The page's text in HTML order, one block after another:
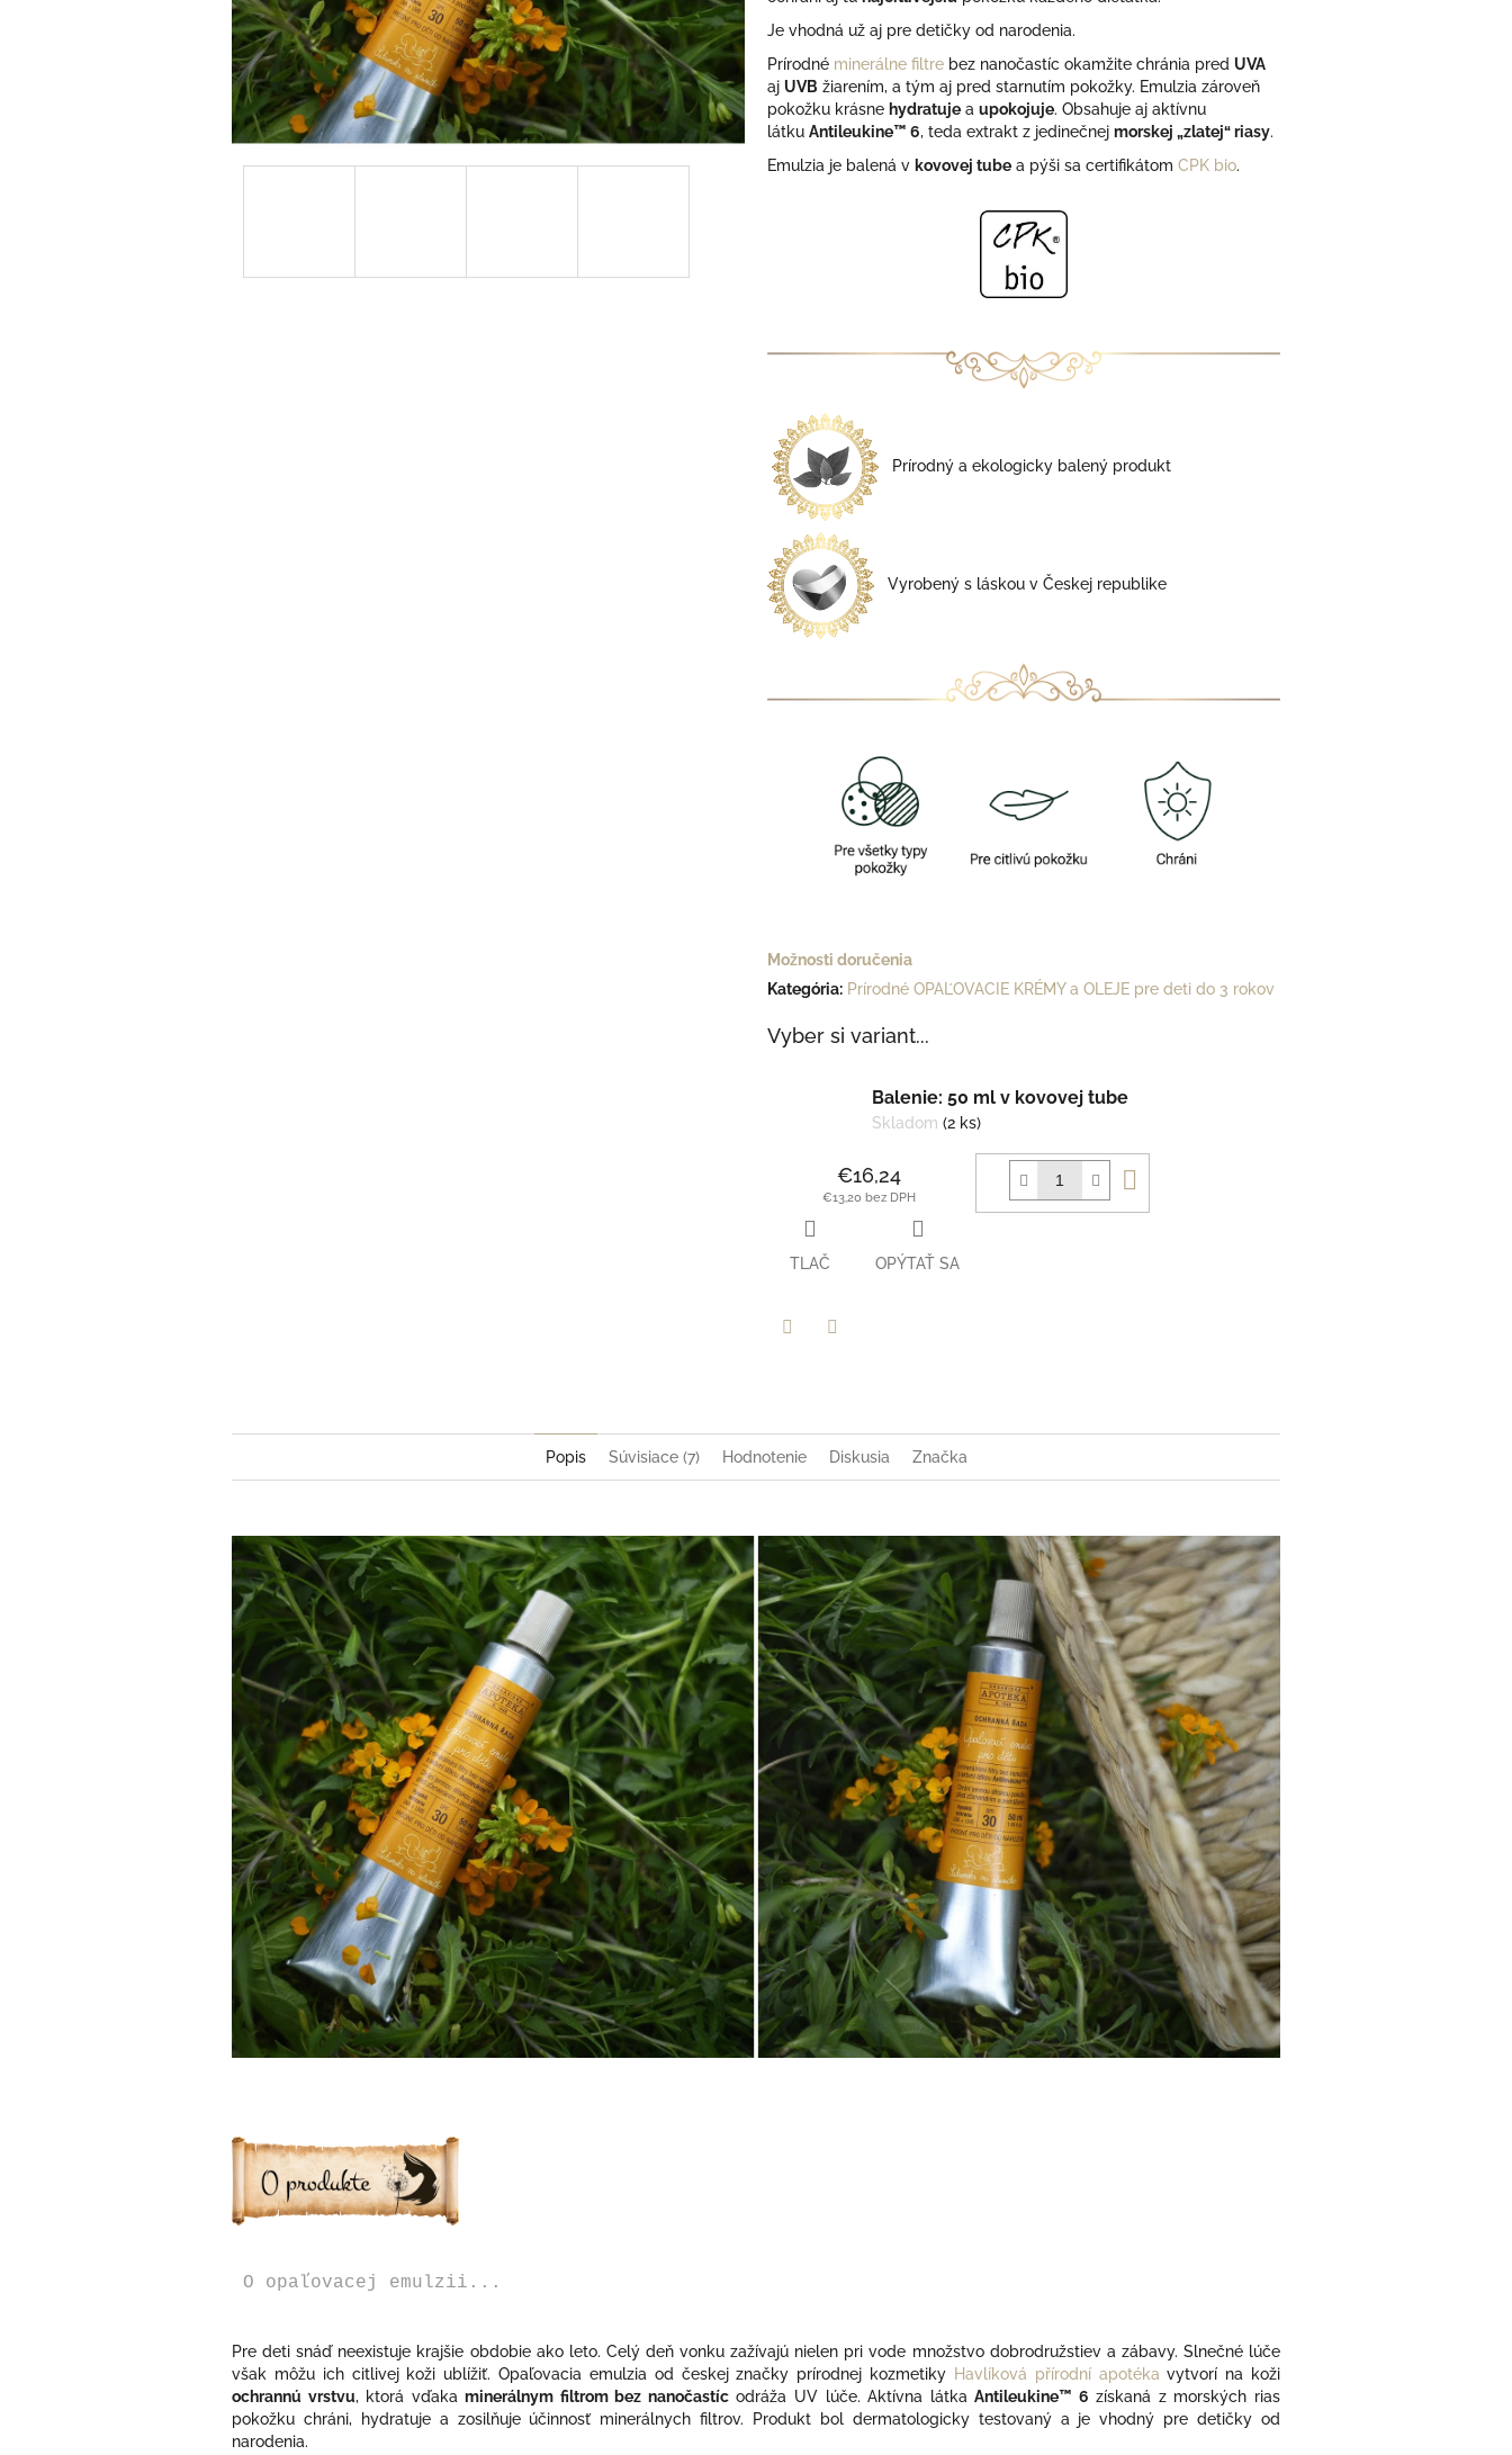
z
5
Je vhodná už aj pre detičky od narodenia.
Prírodné minerálne filtre bez nanočastíc okamžite chránia pred UVA
aj UVB žiarením, a tým aj pred starnutím pokožky. Emulzia zároveň
pokožku krásne hydratuje a upokojuje. Obsahuje aj aktívnu
látku Antileukine™ 6, teda extrakt z jedinečnej morskej „zlatej“ riasy.
Emulzia je balená v kovovej tube a pýši sa certifikátom CPK bio.
Prírodný a ekologicky balený produkt
Vyrobený s láskou v Českej republike
Možnosti doručenia
Kategória: Prírodné OPAĽOVACIE KRÉMY a OLEJE pre deti do 3 rokov
Vyber si variant...
Balenie: 50 ml v kovovej tube
Skladom (2 ks)
€16,24
€13,20 bez DPH
košíka
TLAČ OPÝTAŤ SA
Popis Súvisiace (7) Hodnotenie Diskusia Značka
O opaľovacej emulzii...
Pre deti snáď neexistuje krajšie obdobie ako leto. Celý deň vonku zažívajú nielen pri vode množstvo dobrodružstiev a zábavy. Slnečné lúče
však môžu ich citlivej koži ublížiť. Opaľovacia emulzia od českej značky prírodnej kozmetiky Havlíková přírodní apotékavytvorí na koži
ochrannú vrstvu, ktorá vďakaminerálnym filtrom bez nanočastícodráža UV lúče. Aktívna látkaAntileukine™ 6 získaná z morských rias
pokožku chráni, hydratuje a zosilňuje účinnosť minerálnych filtrov. Produkt bol dermatologicky testovaný a je vhodný pre detičky od
narodenia.